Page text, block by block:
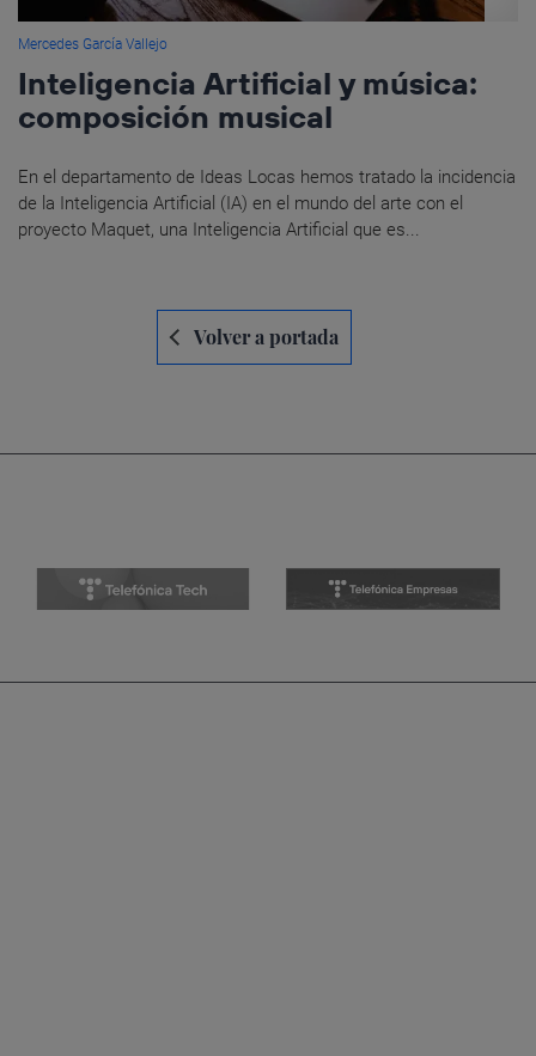
Mercedes García Vallejo
Inteligencia Artificial y música:
composición musical
En el departamento de Ideas Locas hemos tratado la incidencia
de la Inteligencia Artificial (IA) en el mundo del arte con el
proyecto Maquet, una Inteligencia Artificial que es...
Navegación Volver a portada